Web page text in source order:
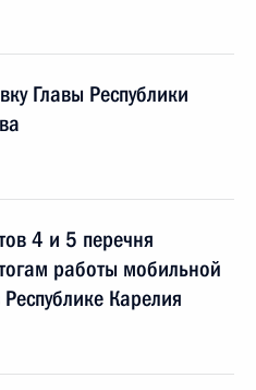
Главы Республики
4 и 5 перечня
работы мобильной
Карелия